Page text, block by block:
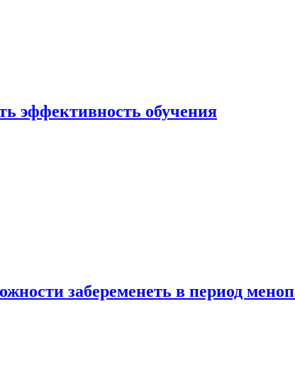
эффективность обучения
забеременеть в период